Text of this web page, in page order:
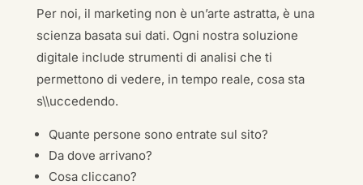
Per noi, il marketing non è un’arte astratta, è una
scienza basata sui dati. Ogni nostra soluzione
digitale include strumenti di analisi che ti
permettono di vedere, in tempo reale, cosa sta
s\\uccedendo.
Quante persone sono entrate sul sito?
Da dove arrivano?
Cosa cliccano?